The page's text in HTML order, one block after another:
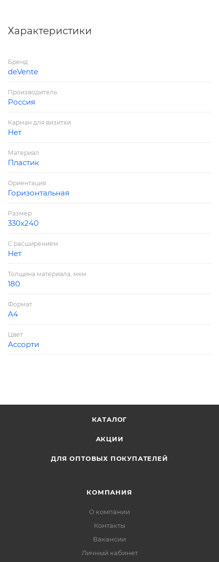
Характеристики
Бренд
deVente
Производитель
Россия
Карман для визитки
Нет
Материал
Пластик
Ориентация
Горизонтальная
Размер
330х240
С расширением
Нет
Толщина материала, мкм
180
Формат
А4
Цвет
Ассорти
КАТАЛОГ
АКЦИИ
ДЛЯ ОПТОВЫХ ПОКУПАТЕЛЕЙ
КОМПАНИЯ
О компании
Контакты
Вакансии
Личный кабинет